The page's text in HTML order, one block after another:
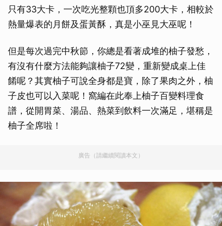
只有33大卡，一次吃光整顆也頂多200大卡，相較於
熱量爆表的月餅及蛋黃酥，真是小巫見大巫呢！
但是每次過完中秋節，你總是看著成堆的柚子發愁，
有沒有什麼方法能夠讓柚子72變，重新變成桌上佳
餚呢？其實柚子可說全身都是寶，除了果肉之外，柚
子皮也可以入菜呢！窩編在此奉上柚子百變料理食
譜，從開胃菜、湯品、熱菜到飲料一次滿足，堪稱是
柚子全席啦！
廣告（請繼續閱讀本文）